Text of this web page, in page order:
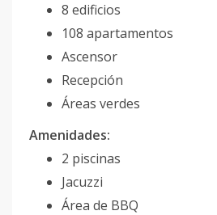
8 edificios
108 apartamentos
Ascensor
Recepción
Áreas verdes
Amenidades:
2 piscinas
Jacuzzi
Área de BBQ